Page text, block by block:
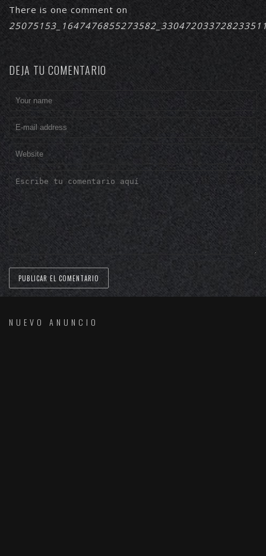
There is one comment on
DEJA TU COMENTARIO
NUEVO ANUNCIO